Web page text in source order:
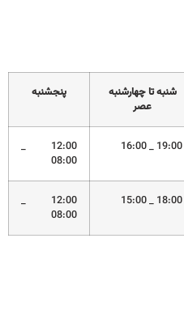
شنبه تا چهارشنبه
عصر
پنجشنبه
19:00 _ 16:00
12:00 _
08:00
18:00 _ 15:00
12:00 _
08:00